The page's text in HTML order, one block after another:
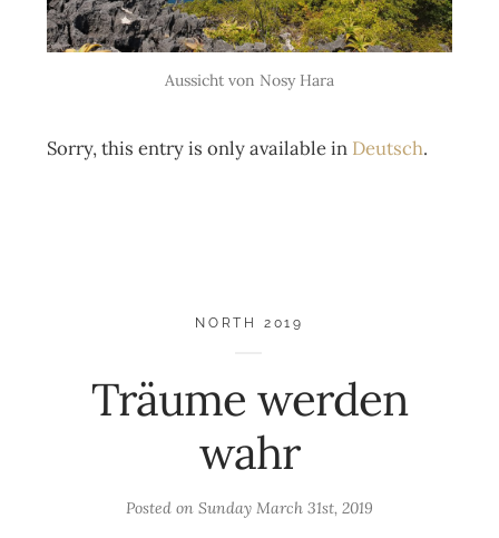
Aussicht von Nosy Hara
Sorry, this entry is only available in Deutsch.
NORTH 2019
Träume werden
wahr
Posted on Sunday March 31st, 2019